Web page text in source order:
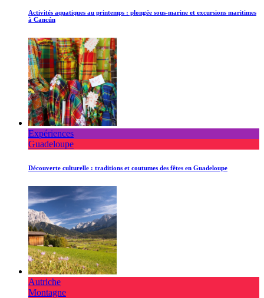
Activités aquatiques au printemps : plongée sous-marine et excursions maritimes
à Cancún
Expériences
Guadeloupe
Découverte culturelle : traditions et coutumes des fêtes en Guadeloupe
Autriche
Montagne